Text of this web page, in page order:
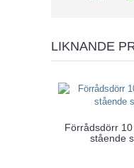
LIKNANDE
Förrådsdörr
stående